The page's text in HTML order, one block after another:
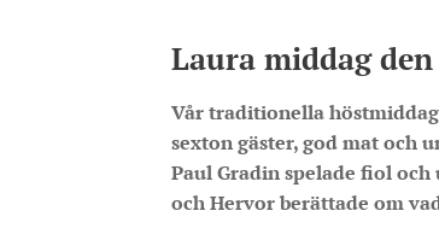
Laura middag den
Vår traditionella höstmiddag
sexton gäster, god mat och
Paul Gradin spelade fiol och
och Hervor berättade om